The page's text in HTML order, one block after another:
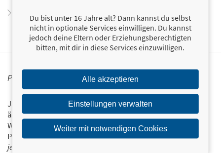
PERSONALISIERTE PRODUKTINFORMATIONEN
Ja, ich will über interessante Neuerscheinungen und
ähnliche Produkte informiert werden.
Wir halten Sie per E-Mail auf dem aktuellen Stand über das
Programm der Münchner Verlagsgruppe.Tragen Sie sich
jetzt ein!
Du bist unter 16 Jahre alt? Dann kannst du selbst
nicht in optionale Services einwilligen. Du kannst
jedoch deine Eltern oder Erziehungsberechtigten
bitten, mit dir in diese Services einzuwilligen.
Alle akzeptieren
Einstellungen verwalten
Weiter mit notwendigen Cookies